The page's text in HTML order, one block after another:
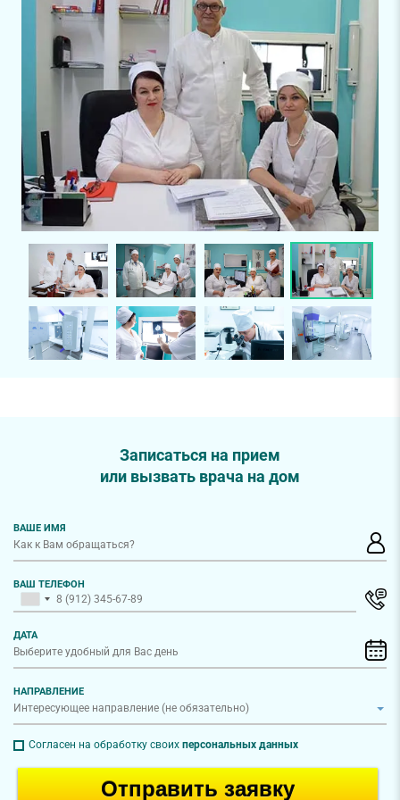
Записаться на прием
или вызвать врача на дом
ВАШЕ ИМЯ
ВАШ ТЕЛЕФОН
ДАТА
НАПРАВЛЕНИЕ
Согласен на обработку своих персональных данных
Отправить заявку